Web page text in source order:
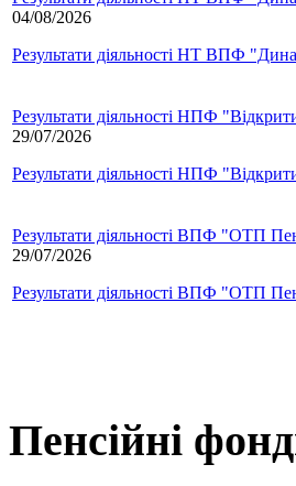
04/08/2026
Результати діяльності НТ ВПФ
Результати діяльності НПФ
29/07/2026
Результати діяльності НПФ
Результати діяльності ВПФ "ОТП
29/07/2026
Результати діяльності ВПФ "ОТП
Пенсійні